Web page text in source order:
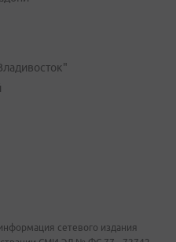
сетевого издания